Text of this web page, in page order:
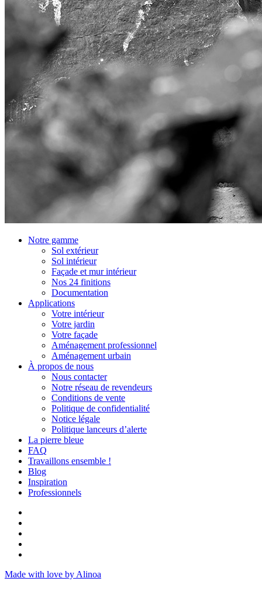
Notre gamme
Sol extérieur
Sol intérieur
Façade et mur intérieur
Nos 24 finitions
Documentation
Applications
Votre intérieur
Votre jardin
Votre façade
Aménagement professionnel
Aménagement urbain
À propos de nous
Nous contacter
Notre réseau de revendeurs
Conditions de vente
Politique de confidentialité
Notice légale
Politique lanceurs d’alerte
La pierre bleue
FAQ
Travaillons ensemble !
Blog
Inspiration
Professionnels
Made with love by Alinoa